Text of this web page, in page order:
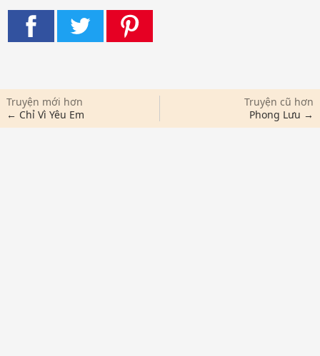
Truyện mới hơn
← Chỉ Vì Yêu Em
Truyện cũ hơn
Phong Lưu →